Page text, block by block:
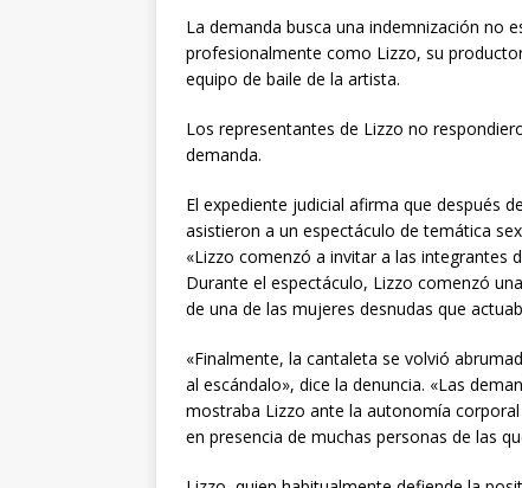
La demanda busca una indemnización no
profesionalmente como Lizzo, su
equipo de baile de la artista.
Los representantes de Lizzo no
demanda.
El expediente judicial afirma que después
asistieron a un espectáculo de temática
«Lizzo comenzó a invitar a las integrantes
Durante el espectáculo, Lizzo comenzó
de una de las mujeres desnudas que
«Finalmente, la cantaleta se volvió
al escándalo», dice la denuncia. «Las
mostraba Lizzo ante la autonomía
en presencia de muchas personas de las